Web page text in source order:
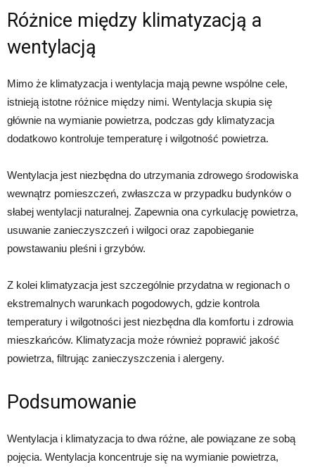
Różnice między klimatyzacją a
wentylacją
Mimo że klimatyzacja i wentylacja mają pewne wspólne cele,
istnieją istotne różnice między nimi. Wentylacja skupia się
głównie na wymianie powietrza, podczas gdy klimatyzacja
dodatkowo kontroluje temperaturę i wilgotność powietrza.
Wentylacja jest niezbędna do utrzymania zdrowego środowiska
wewnątrz pomieszczeń, zwłaszcza w przypadku budynków o
słabej wentylacji naturalnej. Zapewnia ona cyrkulację powietrza,
usuwanie zanieczyszczeń i wilgoci oraz zapobieganie
powstawaniu pleśni i grzybów.
Z kolei klimatyzacja jest szczególnie przydatna w regionach o
ekstremalnych warunkach pogodowych, gdzie kontrola
temperatury i wilgotności jest niezbędna dla komfortu i zdrowia
mieszkańców. Klimatyzacja może również poprawić jakość
powietrza, filtrując zanieczyszczenia i alergeny.
Podsumowanie
Wentylacja i klimatyzacja to dwa różne, ale powiązane ze sobą
pojęcia. Wentylacja koncentruje się na wymianie powietrza,